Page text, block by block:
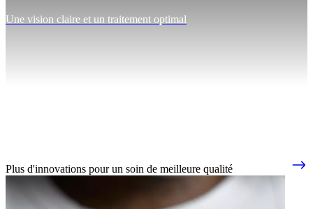
Une vision claire et un traitement optimal
Plus d'innovations pour un soin de meilleure qualité